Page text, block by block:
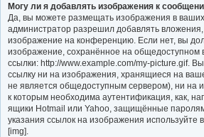
Могу ли я добавлять изображения к
Да, вы можете размещать изображения в
администратор разрешил добавлять
изображение на конференцию. Если нет, вы
изображение, сохранённое на общедоступном
ссылки: http://www.example.com/my-picture.gif.
ссылку ни на изображения, хранящиеся на
не является общедоступным сервером), ни на
к которым необходима аутентификация, как,
ящики Hotmail или Yahoo, защищённые
указания ссылок на изображения используйте
[img].